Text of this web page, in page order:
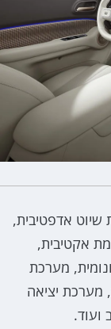
אדפטיבית,
אקטיבית,
מערכת
מערכת יציאה
ועוד.